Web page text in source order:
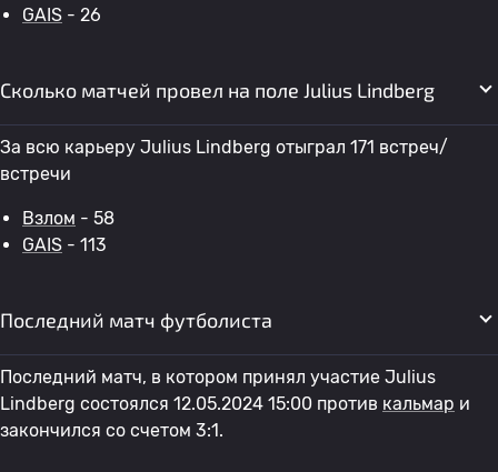
GAIS - 26
Сколько матчей провел на поле Julius Lindberg
За всю карьеру Julius Lindberg отыграл 171 встреч/
встречи
Взлом - 58
GAIS - 113
Последний матч футболиста
Последний матч, в котором принял участие Julius
Lindberg состоялся 12.05.2024 15:00 против кальмар и
закончился со счетом 3:1.